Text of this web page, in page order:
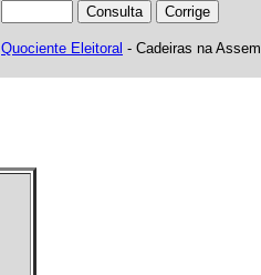
Quociente Eleitoral - Cadeiras na